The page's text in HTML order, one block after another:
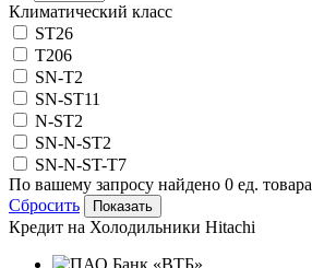
Климатический класс
ST26
T206
SN-T2
SN-ST11
N-ST2
SN-N-ST2
SN-N-ST-T7
По вашему запросу найдено 0 ед. товара
Сбросить
Кредит на Холодильники Hitachi